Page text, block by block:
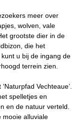
meer over
wolven, vale
grootste dier in de
die het
u bij de ingang de
terrein zien.
Vechteaue’.
spelletjes en
en de natuur verteld.
mooie alluviale